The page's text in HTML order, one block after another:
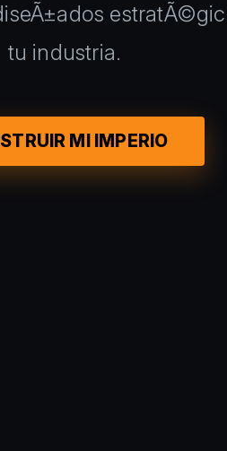
tu industria.
MI IMPERIO